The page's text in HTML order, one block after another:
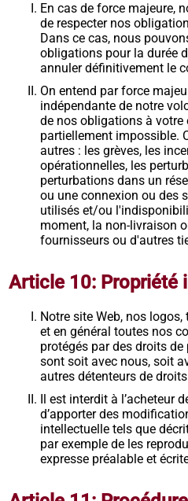
En cas de force majeure,
de respecter nos
Dans ce cas, nous
obligations pour la durée
annuler définitivement le
On entend par force
indépendante de notre
de nos obligations à votre
partiellement impossible.
autres : les grèves, les
opérationnelles, les
perturbations dans un
ou une connexion ou des
utilisés et/ou
moment, la non-livraison
fournisseurs ou d'autres
Article 10: Propriété
Notre site Web, nos
et en général toutes nos
protégés par des droits
sont soit avec nous, soit
autres détenteurs de
Il est interdit à l’acheteur
d’apporter des
intellectuelle tels que
par exemple de les
expresse préalable et